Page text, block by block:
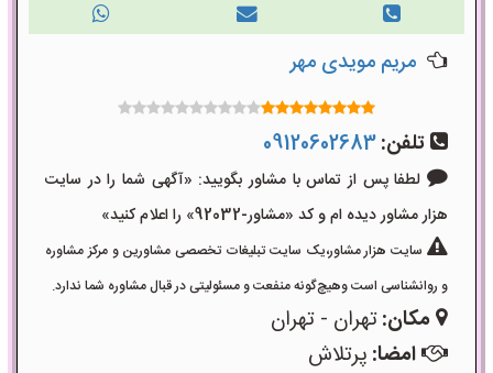
مریم مویدی مهر
تلفن:09120602683
لطفا پس از تماس با مشاور بگویید: «آگهی شما را در سایت
هزار مشاور دیده ام و کد «مشاور-92032» را اعلام کنید»
سایت هزار مشاور،یک سایت تبلیغات تخصصی مشاورین و مرکز مشاوره
و روانشناسی است وهیچ‌گونه منفعت و مسئولیتی در قبال مشاوره شما ندارد.
مکان:تهران - تهران
امضا: پرتلاش